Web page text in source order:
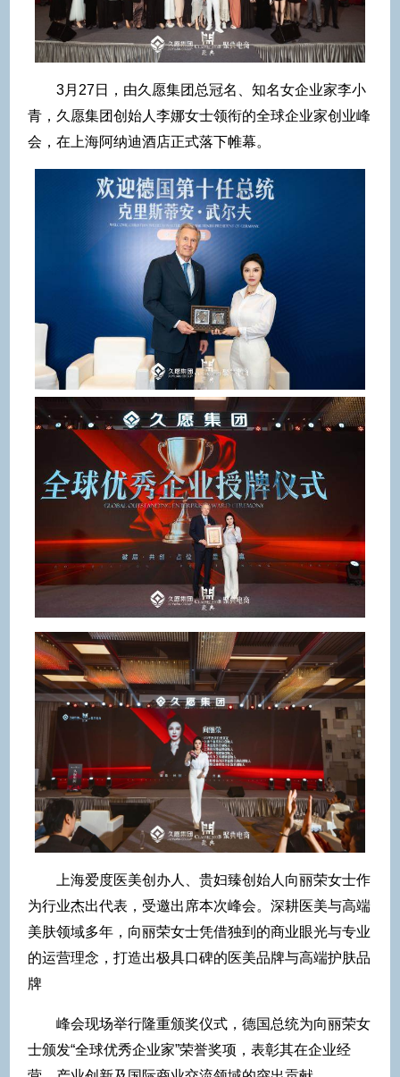
3月27日，由久愿集团总冠名、知名女企业家李小
青，久愿集团创始人李娜女士领衔的全球企业家创业峰
会，在上海阿纳迪酒店正式落下帷幕。
上海爱度医美创办人、贵妇臻创始人向丽荣女士作
为行业杰出代表，受邀出席本次峰会。深耕医美与高端
美肤领域多年，向丽荣女士凭借独到的商业眼光与专业
的运营理念，打造出极具口碑的医美品牌与高端护肤品
牌
峰会现场举行隆重颁奖仪式，德国总统为向丽荣女
士颁发“全球优秀企业家”荣誉奖项，表彰其在企业经